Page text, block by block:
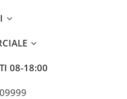
08-18:00